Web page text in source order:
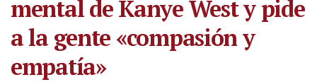
mental de Kanye West y pide
a la gente «compasión y
empatía»